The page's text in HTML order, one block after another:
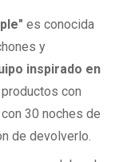
es conocida
y
inspirado en
con
30 noches de
de devolverlo.